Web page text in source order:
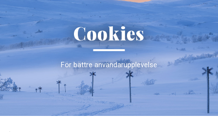
Cookies
För bättre användarupplevelse